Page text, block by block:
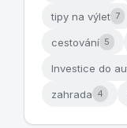
tipy na výlet 7
cestování 5
Investice do
zahrada 4